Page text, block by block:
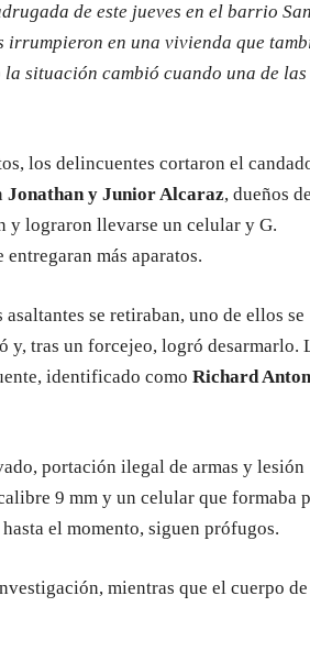
de este jueves en el barrio San
irrumpieron en una vivienda que
situación cambió cuando una de las
los delincuentes cortaron el
Jonathan y Junior Alcaraz, dueños
y lograron llevarse un celular y G.
más aparatos.
se retiraban, uno de ellos se
y, tras un forcejeo, logró desarmarlo.
identificado como Richard
portación ilegal de armas y lesión
9 mm y un celular que formaba
el momento, siguen prófugos.
mientras que el cuerpo de